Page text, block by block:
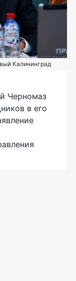
Калининград
Черномаз
в его